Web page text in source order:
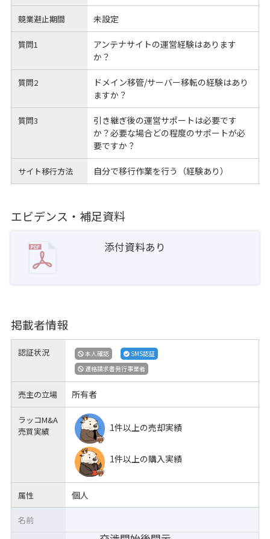
競業避止期間 未設定
質問1
アンテナサイトの運営経験はあります
か？
質問2
ドメイン移管/サーバー移転の経験はあり
ますか？
質問3
引き継ぎ後の運営サポートは必要です
か？必要な場合どの程度のサポートが必
要ですか？
サイト移行方法 自分で移行作業を行う（経験あり）
エビデンス・補足資料
添付資料あり
掲載者情報
認証状況 本人確認
SMS認証
適格請求書発行事業者
売主の立場 所有者
ラッコM&A
売買実績
1件以上の売却実績
1件以上の購入実績
属性 個人
名前